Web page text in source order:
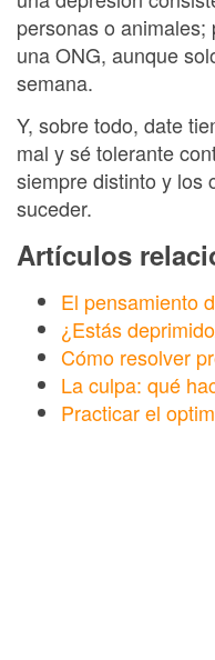
personas o
una ONG, aunque
semana.
Y, sobre todo, date
mal y sé tolerante
siempre distinto y los
suceder.
Artículos
El pensamiento
¿Estás
Cómo resolver
La culpa: qué
Practicar el